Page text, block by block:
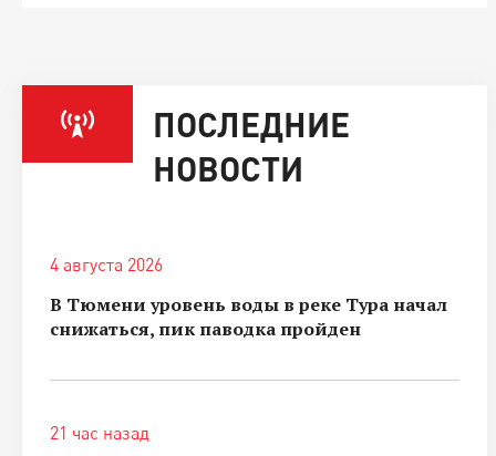
ПОСЛЕДНИЕ
НОВОСТИ
4 августа 2026
В Тюмени уровень воды в реке Тура начал
снижаться, пик паводка пройден
21 час назад